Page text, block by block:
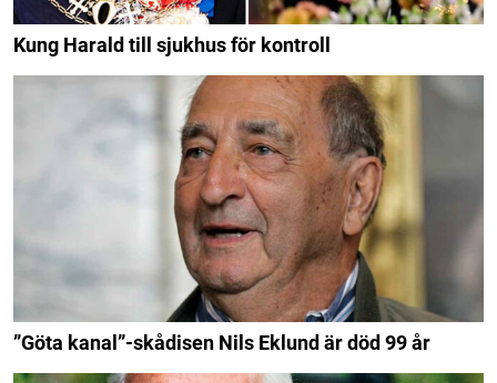
Kung Harald till sjukhus för kontroll
”Göta kanal”-skådisen Nils Eklund är död 99 år